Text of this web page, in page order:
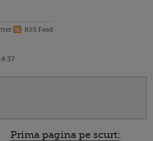
RSS Feed
Prima pagina pe scurt: